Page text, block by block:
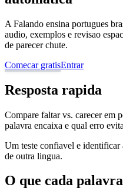
A Falando ensina portugues
audio, exemplos e revisao
de parecer chute.
Comecar gratisEntrar
Resposta rapida
Compare faltar vs. carecer em
palavra encaixa e qual erro
Um teste confiavel e identificar
de outra lingua.
O que cada